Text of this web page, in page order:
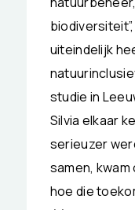
uiteindelijk
studie in
Silvia elkaar
serieuzer
samen,
hoe die